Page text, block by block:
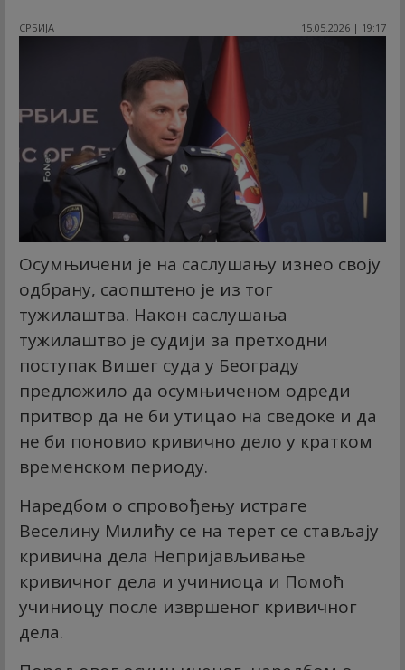
СРБИЈА 15.05.2026 | 19:17
Осумњичени је на саслушању изнео своју
одбрану, саопштено је из тог
тужилаштва. Након саслушања
тужилаштво је судији за претходни
поступак Вишег суда у Београду
предложило да осумњиченом одреди
притвор да не би утицао на сведоке и да
не би поновио кривично дело у кратком
временском периоду.
Наредбом о спровођењу истраге
Веселину Милићу се на терет се стављају
кривична дела Непријављивање
кривичног дела и учиниоца и Помоћ
учиниоцу после извршеног кривичног
дела.